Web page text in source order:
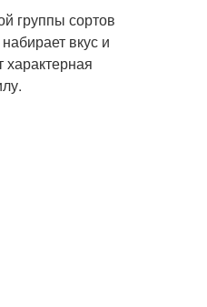
группы сортов
вкус и
характерная